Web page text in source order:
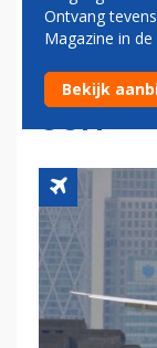
OOIT
Ontvang
Magazine in
Bekijk